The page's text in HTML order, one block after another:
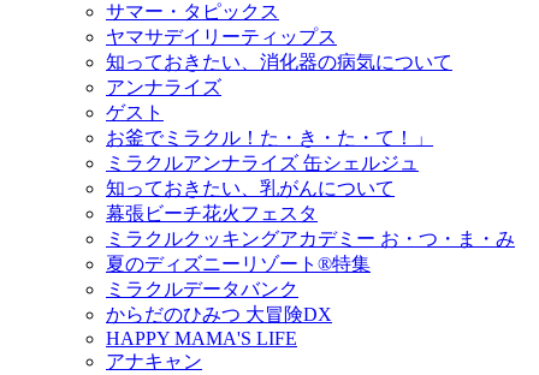
サマー・タピックス
ヤマサデイリーティップス
知っておきたい、消化器の病気について
アンナライズ
ゲスト
お釜でミラクル！た・き・た・て！」
ミラクルアンナライズ 缶シェルジュ
知っておきたい、乳がんについて
幕張ビーチ花火フェスタ
ミラクルクッキングアカデミー お・つ・ま・み
夏のディズニーリゾート®特集
ミラクルデータバンク
からだのひみつ 大冒険DX
HAPPY MAMA'S LIFE
アナキャン